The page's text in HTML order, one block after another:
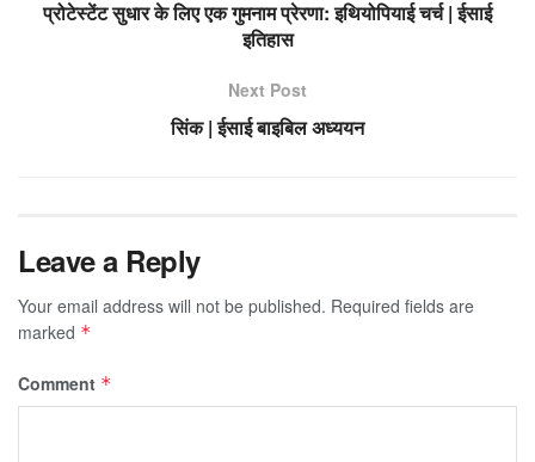
प्रोटेस्टेंट सुधार के लिए एक गुमनाम प्रेरणा: इथियोपियाई चर्च | ईसाई
इतिहास
Next Post
सिंक | ईसाई बाइबिल अध्ययन
Leave a Reply
Your email address will not be published. Required fields are
marked *
Comment *